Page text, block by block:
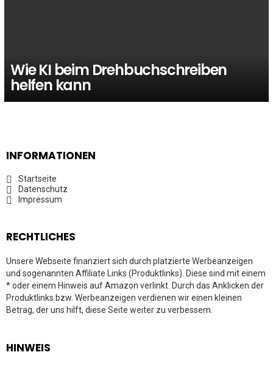
Wie KI beim Drehbuchschreiben
helfen kann
INFORMATIONEN
Startseite
Datenschutz
Impressum
RECHTLICHES
Unsere Webseite finanziert sich durch platzierte Werbeanzeigen
und sogenannten Affiliate Links (Produktlinks). Diese sind mit einem
* oder einem Hinweis auf Amazon verlinkt. Durch das Anklicken der
Produktlinks bzw. Werbeanzeigen verdienen wir einen kleinen
Betrag, der uns hilft, diese Seite weiter zu verbessern.
HINWEIS